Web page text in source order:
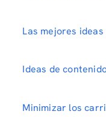
Las mejores
Ideas de
Minimizar los